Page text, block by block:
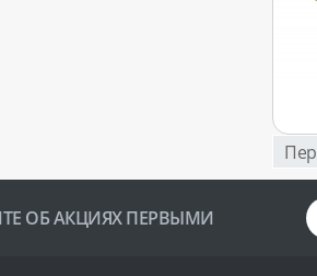
ОБ АКЦИЯХ ПЕРВЫМИ